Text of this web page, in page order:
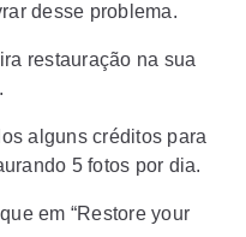
desse problema.
restauração na sua
alguns créditos para
5 fotos por dia.
em “Restore your